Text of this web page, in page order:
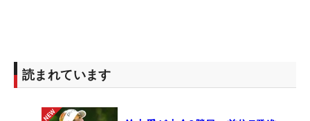
読まれています